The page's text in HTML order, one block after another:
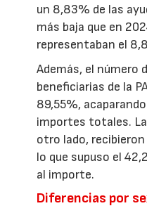
un 8,83% de las
más baja que en
representaban el
Además, el número
beneficiarias de la
89,55%,
importes totales.
otro lado, recibieron
lo que supuso el
al importe.
Diferencias por